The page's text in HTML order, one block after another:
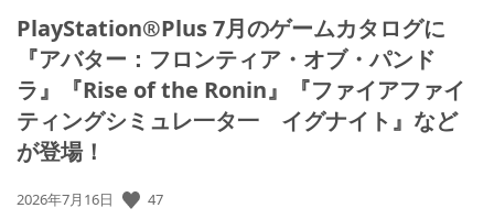
PlayStation®Plus 7月のゲームカタログに
『アバター：フロンティア・オブ・パンド
ラ』『Rise of the Ronin』『ファイアファイ
ティングシミュレ一タ一 イグナイト』など
が登場！
公
2026年7月16日 47